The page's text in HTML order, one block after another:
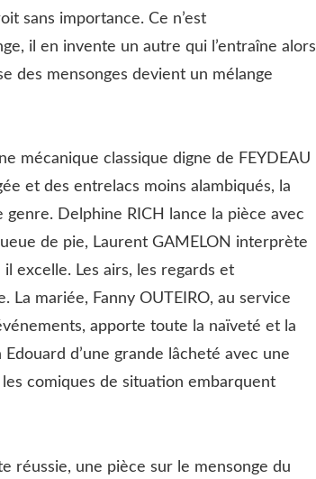
sans importance. Ce n’est
il en invente un autre qui l’entraîne alors
des mensonges devient un mélange
mécanique classique digne de FEYDEAU
et des entrelacs moins alambiqués, la
Delphine RICH lance la pièce avec
de pie, Laurent GAMELON interprète
excelle. Les airs, les regards et
mariée, Fanny OUTEIRO, au service
apporte toute la naïveté et la
d’une grande lâcheté avec une
comiques de situation embarquent
réussie, une pièce sur le mensonge du